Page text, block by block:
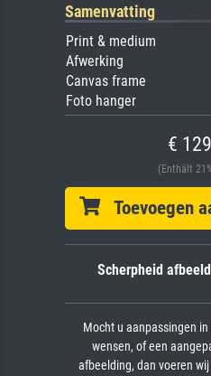
Samenvatting
Print & medium
Afwerking
Canvas frame
Foto hanger
€
(Enthält
Toevoegen
Scherpheid
Mocht u aanpassingen
wensen, of een
afbeelding, dan voeren